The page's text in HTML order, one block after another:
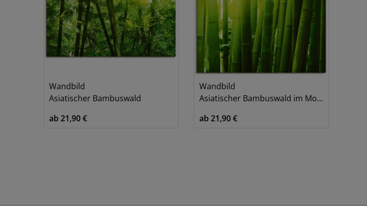
Wandbild
Asiatischer Bambuswald
ab 21,90 €
Wandbild
Asiatischer Bambuswald im Morgenlicht
ab 21,90 €